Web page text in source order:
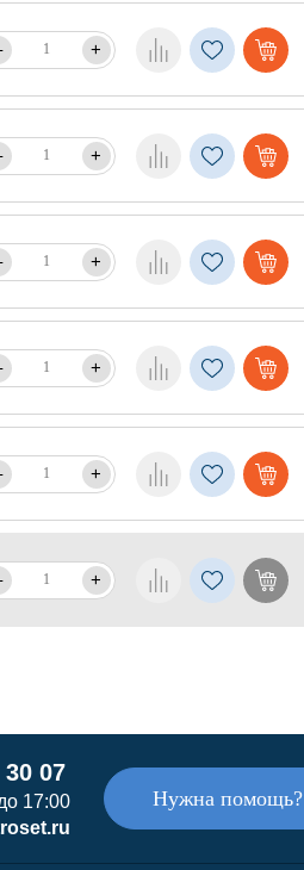
+
+
+
+
+
+
07
17:00
Нужна помощь?